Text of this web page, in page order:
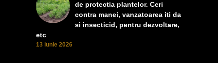
de protectia plantelor. Ceri
contra manei, vanzatoarea iti da
si insecticid, pentru dezvoltare,
etc
13 iunie 2026